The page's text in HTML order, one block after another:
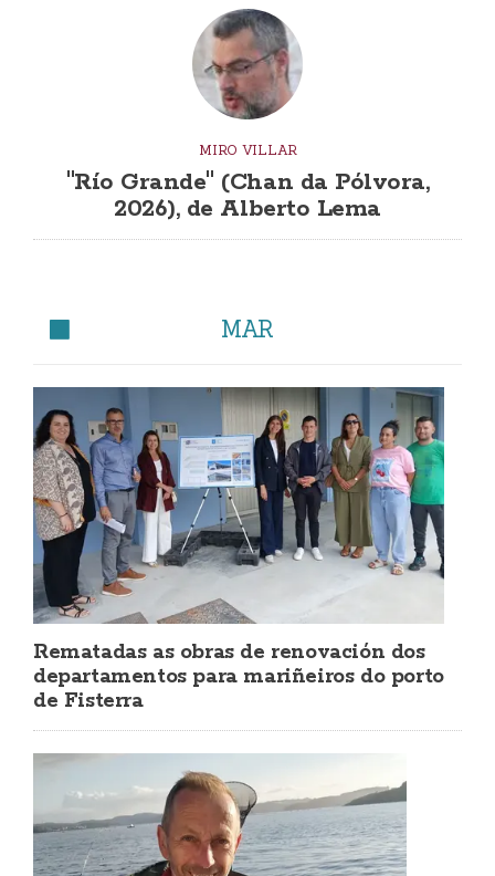
MIRO VILLAR
"Río Grande" (Chan da Pólvora,
2026), de Alberto Lema
MAR
Rematadas as obras de renovación dos
departamentos para mariñeiros do porto
de Fisterra